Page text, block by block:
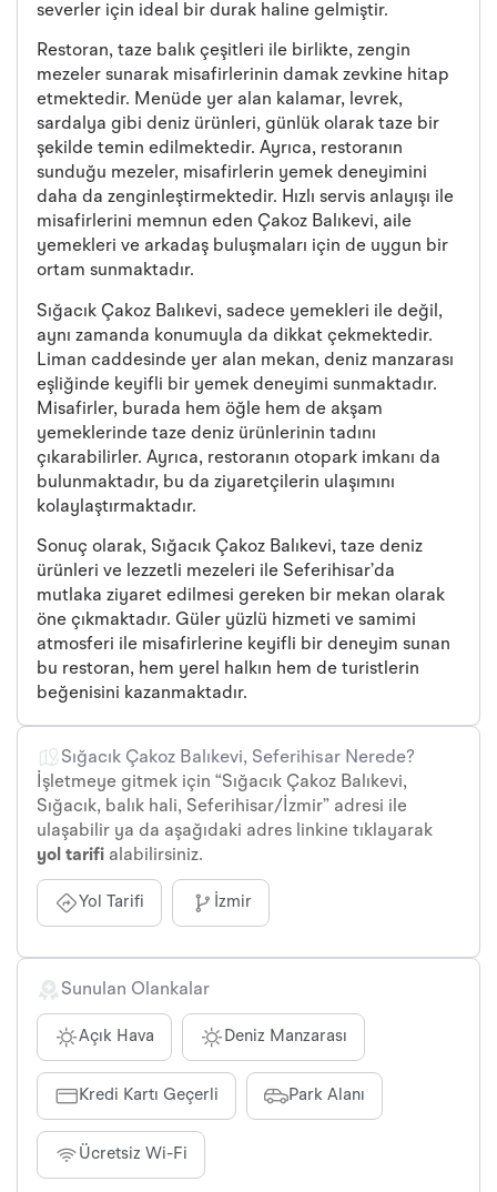
severler için ideal bir durak haline gelmiştir.
Restoran, taze balık çeşitleri ile birlikte, zengin
mezeler sunarak misafirlerinin damak zevkine hitap
etmektedir. Menüde yer alan kalamar, levrek,
sardalya gibi deniz ürünleri, günlük olarak taze bir
şekilde temin edilmektedir. Ayrıca, restoranın
sunduğu mezeler, misafirlerin yemek deneyimini
daha da zenginleştirmektedir. Hızlı servis anlayışı ile
misafirlerini memnun eden Çakoz Balıkevi, aile
yemekleri ve arkadaş buluşmaları için de uygun bir
ortam sunmaktadır.
Sığacık Çakoz Balıkevi, sadece yemekleri ile değil,
aynı zamanda konumuyla da dikkat çekmektedir.
Liman caddesinde yer alan mekan, deniz manzarası
eşliğinde keyifli bir yemek deneyimi sunmaktadır.
Misafirler, burada hem öğle hem de akşam
yemeklerinde taze deniz ürünlerinin tadını
çıkarabilirler. Ayrıca, restoranın otopark imkanı da
bulunmaktadır, bu da ziyaretçilerin ulaşımını
kolaylaştırmaktadır.
Sonuç olarak, Sığacık Çakoz Balıkevi, taze deniz
ürünleri ve lezzetli mezeleri ile Seferihisar’da
mutlaka ziyaret edilmesi gereken bir mekan olarak
öne çıkmaktadır. Güler yüzlü hizmeti ve samimi
atmosferi ile misafirlerine keyifli bir deneyim sunan
bu restoran, hem yerel halkın hem de turistlerin
beğenisini kazanmaktadır.
Sığacık Çakoz Balıkevi, Seferihisar Nerede?
İşletmeye gitmek için “Sığacık Çakoz Balıkevi,
Sığacık, balık hali, Seferihisar/İzmir” adresi ile
ulaşabilir ya da aşağıdaki adres linkine tıklayarak
yol tarifi alabilirsiniz.
Yol Tarifi İzmir
Sunulan Olankalar
Açık Hava Deniz Manzarası
Kredi Kartı Geçerli Park Alanı
Ücretsiz Wi-Fi